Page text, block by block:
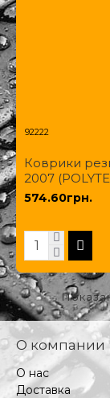
92222
Коврики
2007
574.60грн.
О компании
О нас
Доставка